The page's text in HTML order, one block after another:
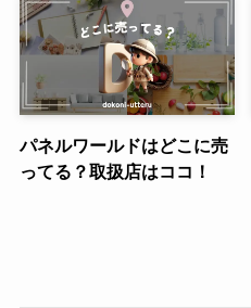
パネルワールドはどこに売
ってる？取扱店はココ！